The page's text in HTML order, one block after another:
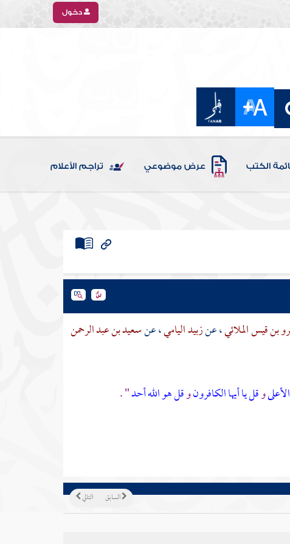
دخول
الكتب عرض موضوعي تراجم الأعلام
بن قيس الملائي، عنزبيد اليامي، عنسعيد بن عبد الرحمن
وقل يا أيها الكافرونوقل هو الله أحد" .
التالي السابق